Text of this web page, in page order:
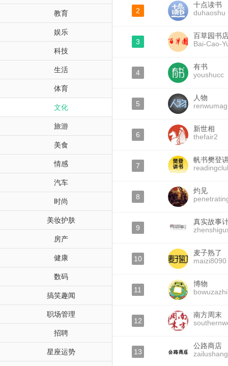
教育
娱乐
科技
生活
体育
文化
旅游
美食
情感
汽车
时尚
美妆护肤
房产
健康
数码
搞笑趣闻
职场管理
招聘
星座运势
2
十点读书
duhaoshu
3
百草园书
Bai-Cao-
4
有书
youshucc
5
人物
6
新世相
thefair2
7
帆书樊登
8
灼见
9
真实故事
10
麦子熟了
maizi8090
11
博物
bowuzazhi
12
南方周末
13
公路商店